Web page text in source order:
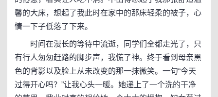
馨的大床，想起了我此时在家中的那床轻柔的被子，心
情一下子低落了下来。
时间在漫长的等待中流逝，同学们全都走光了，只
有行人匆匆赶路的脚步声，我慌了神。终于看到母亲黑
色的背影以及脸上从未改变的那一抹微笑。一句“今天
过得开心吗？”让我心头一暖。她递上了一个洗的干净